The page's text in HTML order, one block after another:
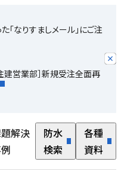
「なりすましメール」にご注
建営業部］新規受注全面再
解決
防水
検索
各種
資料